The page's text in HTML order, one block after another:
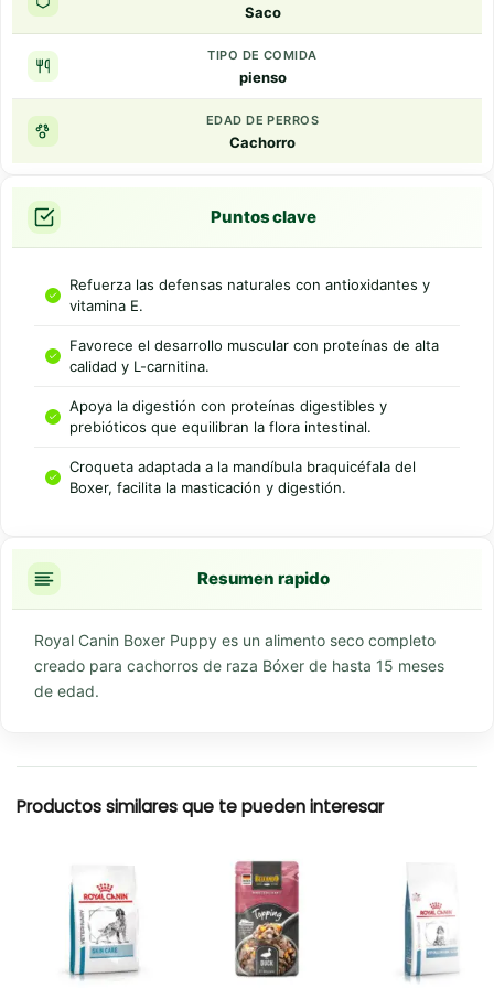
Saco
TIPO DE COMIDA
pienso
EDAD DE PERROS
Cachorro
Puntos clave
Refuerza las defensas naturales con antioxidantes y
vitamina E.
Favorece el desarrollo muscular con proteínas de alta
calidad y L-carnitina.
Apoya la digestión con proteínas digestibles y
prebióticos que equilibran la flora intestinal.
Croqueta adaptada a la mandíbula braquicéfala del
Boxer, facilita la masticación y digestión.
Resumen rapido
Royal Canin Boxer Puppy es un alimento seco completo
creado para cachorros de raza Bóxer de hasta 15 meses
de edad.
Productos similares que te pueden interesar